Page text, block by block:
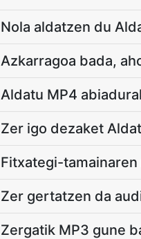
Nola aldatzen du
Azkarragoa bada,
Aldatu MP4
Zer igo dezaket
Fitxategi-
Zer gertatzen da
Zergatik MP3 gune